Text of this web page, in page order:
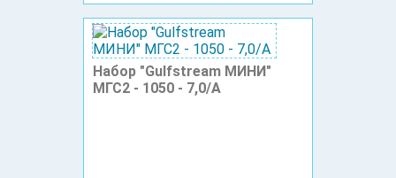
Набор "Gulfstream МИНИ"
МГС2 - 1050 - 7,0/А